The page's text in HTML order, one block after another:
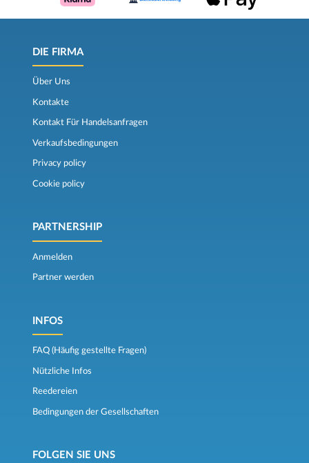
DIE FIRMA
Über Uns
Kontakte
Kontakt Für Handelsanfragen
Verkaufsbedingungen
Privacy policy
Cookie policy
PARTNERSHIP
Anmelden
Partner werden
INFOS
FAQ (Häufig gestellte Fragen)
Nützliche Infos
Reedereien
Bedingungen der Gesellschaften
FOLGEN SIE UNS